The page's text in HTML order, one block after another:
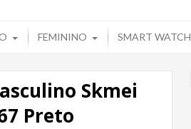
FEMININO SMART WATCH
Skmei
Preto